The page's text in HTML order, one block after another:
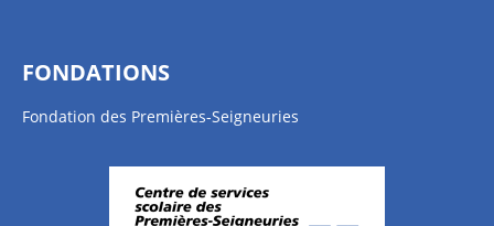
FONDATIONS
Fondation des Premières-Seigneuries